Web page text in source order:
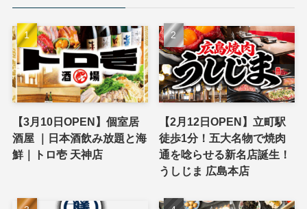
【3月10日OPEN】個室居
酒屋 ｜日本酒飲み放題と海
鮮｜トロ壱 天神店
【2月12日OPEN】立町駅
徒歩1分！五大名物で焼肉
通を唸らせる新名店誕生！
うしじま 広島本店